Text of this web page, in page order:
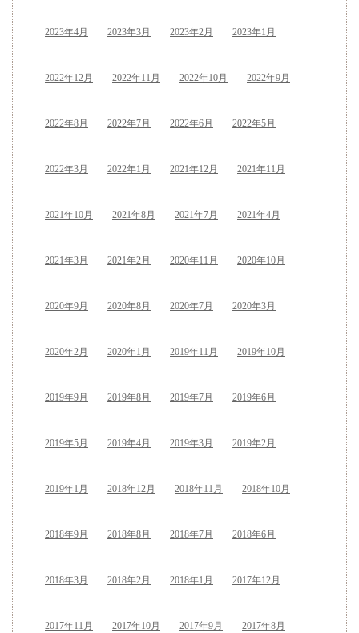
2023年4月 2023年3月 2023年2月 2023年1月
2022年12月 2022年11月 2022年10月 2022年9月
2022年8月 2022年7月 2022年6月 2022年5月
2022年3月 2022年1月 2021年12月 2021年11月
2021年10月 2021年8月 2021年7月 2021年4月
2021年3月 2021年2月 2020年11月 2020年10月
2020年9月 2020年8月 2020年7月 2020年3月
2020年2月 2020年1月 2019年11月 2019年10月
2019年9月 2019年8月 2019年7月 2019年6月
2019年5月 2019年4月 2019年3月 2019年2月
2019年1月 2018年12月 2018年11月 2018年10月
2018年9月 2018年8月 2018年7月 2018年6月
2018年3月 2018年2月 2018年1月 2017年12月
2017年11月 2017年10月 2017年9月 2017年8月